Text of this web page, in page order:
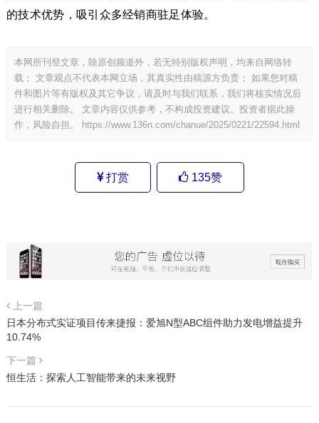
的技术优势，吸引众多经销商驻足体验。
本网所刊登文章，除原创频道外，若无特别版权声明，均来自网络转
载； 文章观点不代表本网立场，其真实性由稿源方负责； 如果您对稿
件和图片等有版权及其它争议，请及时与我们联系，我们将核实情况后
进行相关删除。 文章内容仅供参考，不构成投资建议。投资者据此操
作，风险自担。
https://www.136n.com/chanue/2025/0221/22594.html
打赏 135赞
上一篇
日本分布式实证项目传来捷报：爱旭N型ABC组件助力发电增益提升
10.74%
下一篇
恒生活：探索人工智能带来的未来视野